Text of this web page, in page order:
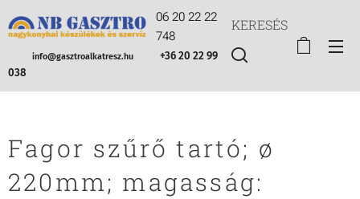
06 20 22 22
748
info@gasztroalkatresz.hu
+36 20 22 99
038
KERESÉS
Fagor szűrő tartó; ø
220mm; magasság: